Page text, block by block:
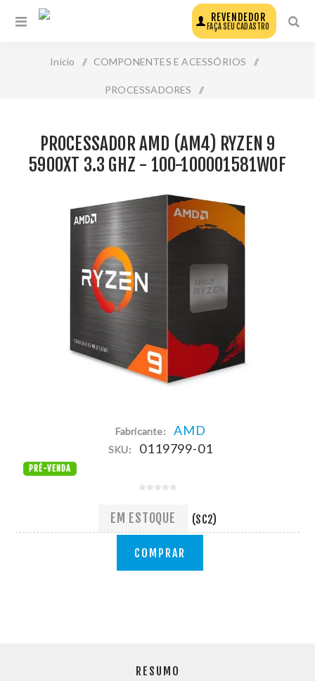
REVENDEDOR
FAÇA SEU CADASTRO
Início / COMPONENTES E ACESSÓRIOS /
PROCESSADORES /
100001581wof
PROCESSADOR AMD (AM4) RYZEN 9
5900XT 3.3 GHZ - 100-100001581WOF
Fabricante: AMD
SKU: 0119799-01
PRÉ-VENDA
EM ESTOQUE (SC2)
COMPRAR
RESUMO